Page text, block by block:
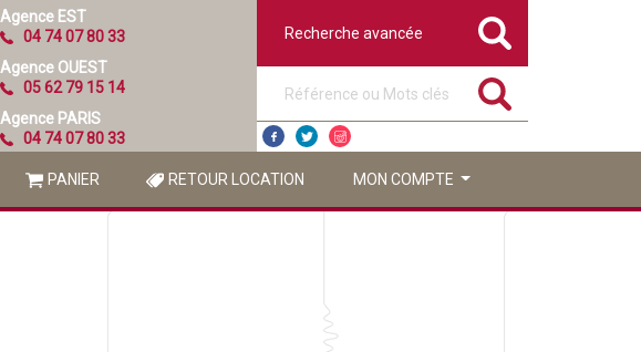
Agence EST
04 74 07 80 33
Agence OUEST
05 62 79 15 14
Agence PARIS
04 74 07 80 33
Recherche avancée
PANIER RETOUR LOCATION MON COMPTE